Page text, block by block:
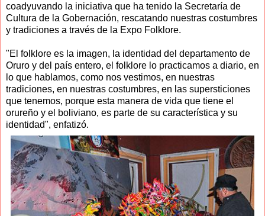
coadyuvando la iniciativa que ha tenido la Secretaría de
Cultura de la Gobernación, rescatando nuestras costumbres
y tradiciones a través de la Expo Folklore.
"El folklore es la imagen, la identidad del departamento de
Oruro y del país entero, el folklore lo practicamos a diario, en
lo que hablamos, como nos vestimos, en nuestras
tradiciones, en nuestras costumbres, en las supersticiones
que tenemos, porque esta manera de vida que tiene el
orureño y el boliviano, es parte de su característica y su
identidad", enfatizó.